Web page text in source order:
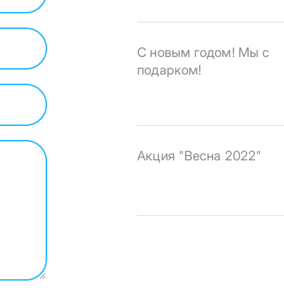
С новым годом! Мы с
подарком!
Акция "Весна 2022"